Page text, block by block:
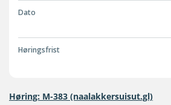
Dato
Høringsfrist
Høring: M-383 (naalakkersuisut.gl)